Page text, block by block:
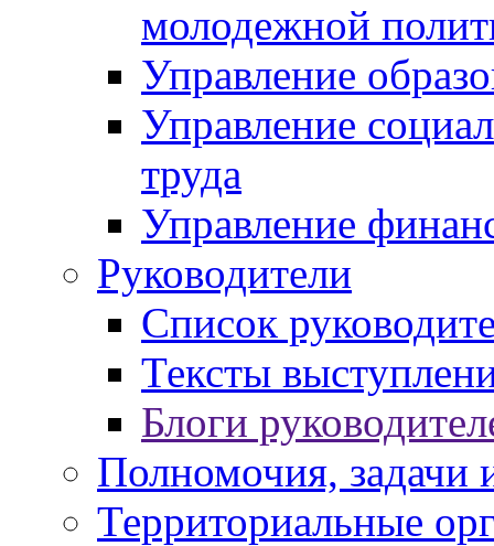
молодежной
Управление
Управление
труда
Управление
Руководители
Список
Тексты
Блоги
Полномочия, задачи
Территориальные